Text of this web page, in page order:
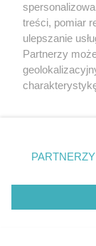
RZADKIE
je
ZOBACZ
treści, pomiar
ulepszanie
Partnerzy
zmienić/
znajdujący się
rodzaje
użytkownika,
przetwarzaniu.
PARTNERZY